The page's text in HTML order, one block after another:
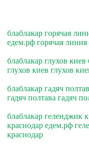
блаблакар горячая
едем.рф горячая линия
блаблакар глухов
глухов киев глухов
блаблакар гадяч
гадяч полтава гадяч
блаблакар геленджик
краснодар едем.рф
краснодар